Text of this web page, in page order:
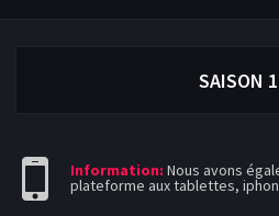
SAISON 1
Information: Nous avons
plateforme aux tablettes,